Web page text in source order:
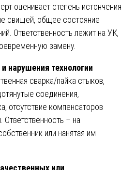
оценивает степень истончения
свищей, общее состояние
Ответственность лежит на УК,
замену.
нарушения технологии
сварка/пайка стыков,
соединения,
отсутствие компенсаторов
Ответственность – на
или нанятая им
или